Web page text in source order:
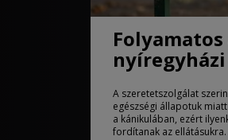
A szeretetszolgálat
egészségi állapotuk
a kánikulában, ezért
fordítanak az ellátásukra.